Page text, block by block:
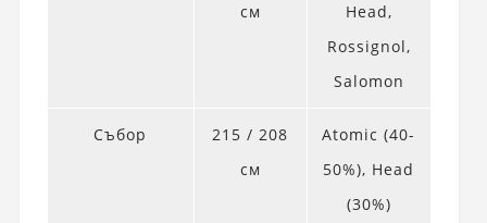
см
Head,
Rossignol,
Salomon
Събор
215 / 208
см
Atomic (40-
50%), Head
(30%)